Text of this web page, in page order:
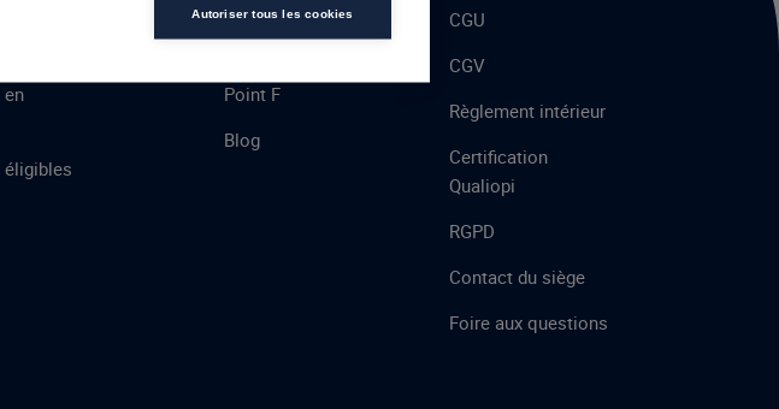
Point F
Blog
CGU
CGV
Règlement intérieur
Certification
Qualiopi
RGPD
Contact du siège
Foire aux questions
Autoriser tous les cookies